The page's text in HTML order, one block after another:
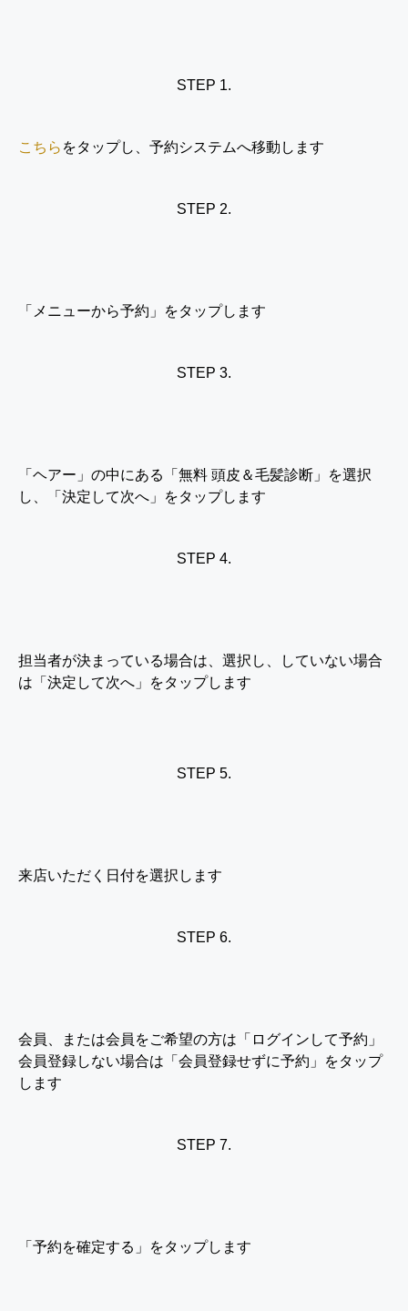
STEP 1.
こちら をタップし、予約システムへ移動します
STEP 2.
「メニューから予約」をタップします
STEP 3.
「ヘアー」の中にある「無料 頭皮＆毛髪診断」を選択
し、「決定して次へ」をタップします
STEP 4.
担当者が決まっている場合は、選択し、していない場合
は「決定して次へ」をタップします
STEP 5.
来店いただく日付を選択します
STEP 6.
会員、または会員をご希望の方は「ログインして予約」
会員登録しない場合は「会員登録せずに予約」をタップ
します
STEP 7.
「予約を確定する」をタップします